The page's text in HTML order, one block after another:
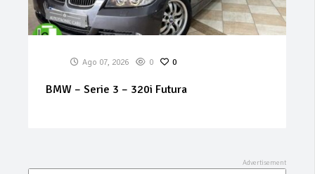
Ago 07, 2026 0 0
RENAULT – Koleos – Dynamique 2.0 dCi